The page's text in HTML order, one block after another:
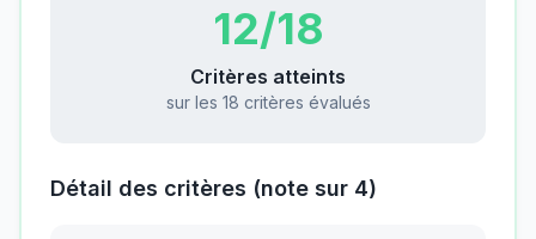
12/18
Critères atteints
sur les 18 critères évalués
Détail des critères (note sur 4)